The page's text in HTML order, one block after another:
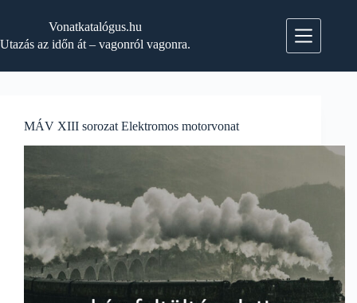
Vonatkatalógus.hu
Utazás az időn át – vagonról vagonra.
MÁV XIII sorozat Elektromos motorvonat